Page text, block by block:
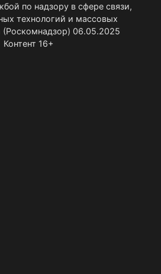
по надзору в сфере связи,
технологий и массовых
06.05.2025
Контент 16+